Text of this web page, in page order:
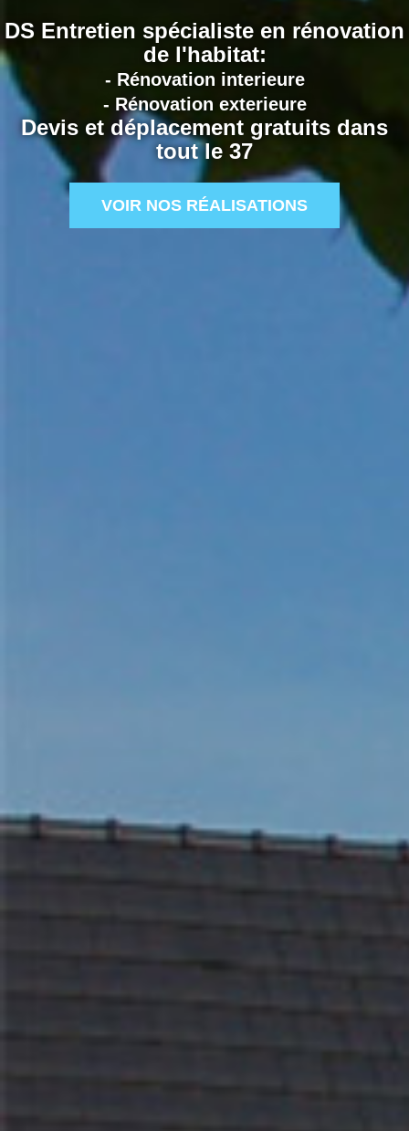
DS Entretien spécialiste en rénovation
de l'habitat:
- Rénovation interieure
- Rénovation exterieure
Devis et déplacement gratuits dans
tout le 37
VOIR NOS RÉALISATIONS